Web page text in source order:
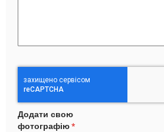
Додати свою
фотографію